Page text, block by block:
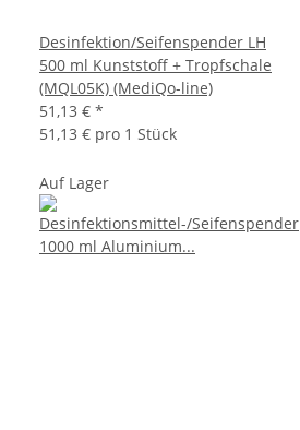
Desinfektion/Seifenspender LH
500 ml Kunststoff + Tropfschale
(MQL05K) (MediQo-line)
51,13 € *
51,13 € pro 1 Stück
Auf Lager